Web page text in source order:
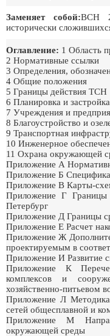
Заменяет собой:ВСН
исторически
Оглавление: 1 Область
2 Нормативные ссылки
3 Определения,
4 Общие положения
5 Границы действия ТСН
6 Планировка и застройка
7 Учреждения и
8 Благоустройство и
9 Транспортная
10 Инженерное
11 Охрана окружающей
Приложение А
Приложение Б
Приложение В Карты-
Приложение Г
Петербург
Приложение Д Границы
Приложение Е Расчет
Приложение Ж
проектируемым в
Приложение И Развитие
Приложение К
комплексов и
хозяйственно-питьевом
Приложение Л
сетей общесплавной и
Приложение М
окружающей среды